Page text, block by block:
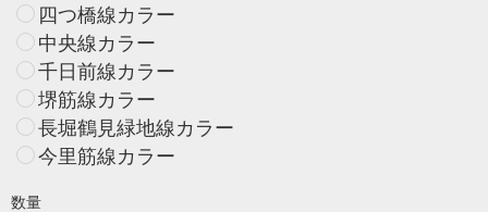
四つ橋線カラー
中央線カラー
千日前線カラー
堺筋線カラー
長堀鶴見緑地線カラー
今里筋線カラー
数量